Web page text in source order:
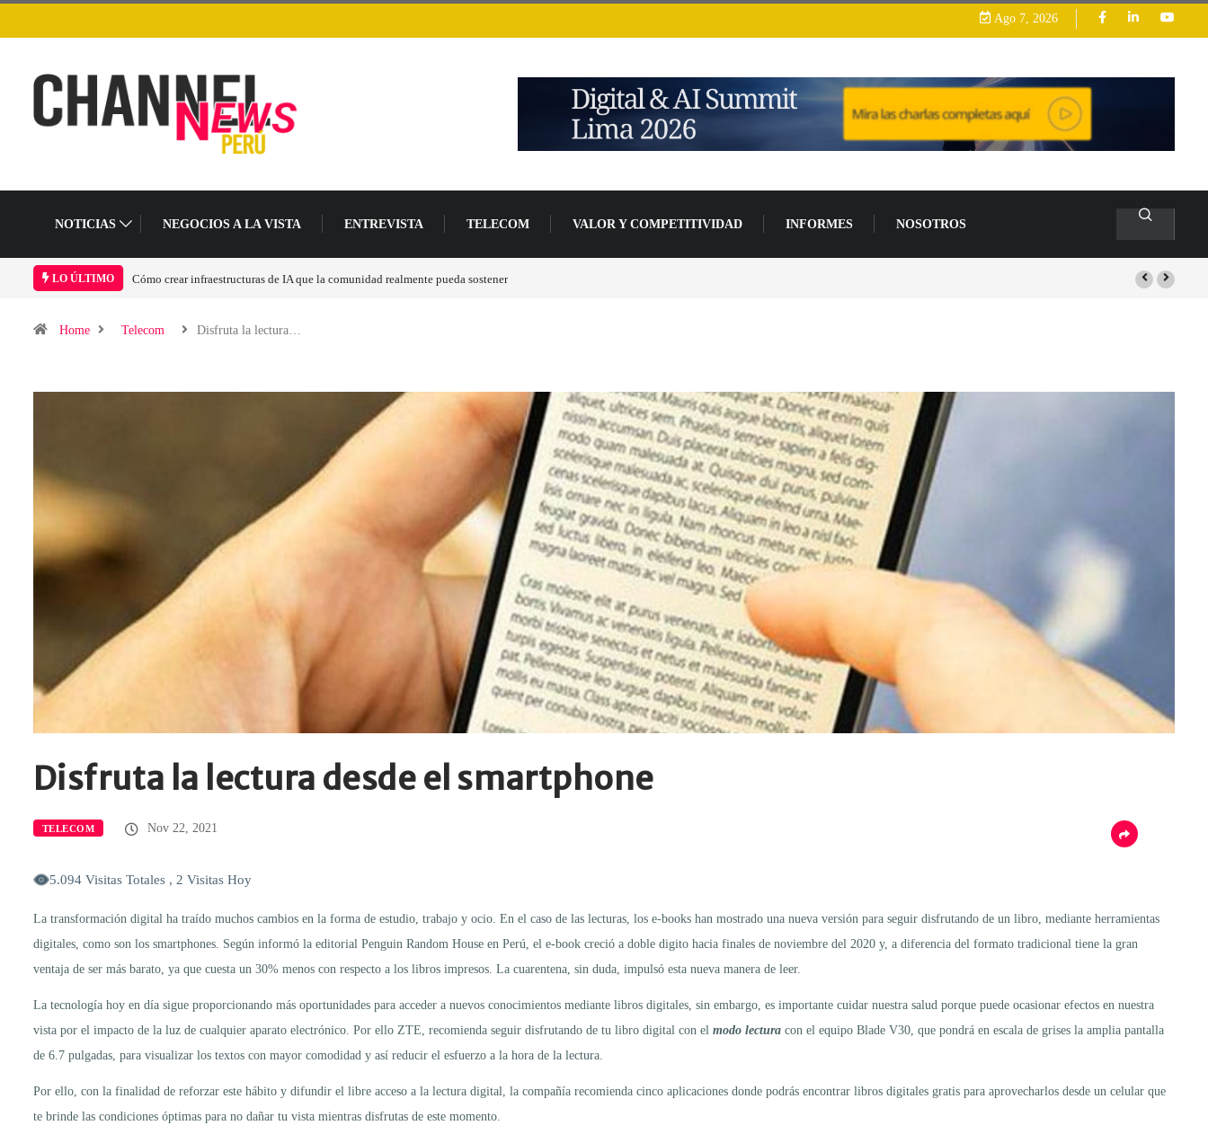
Ago 7, 2026
NOTICIAS NEGOCIOS A LA VISTA ENTREVISTA TELECOM VALOR Y COMPETITIVIDAD INFORMES NOSOTROS
LO ÚLTIMO Las tarjetas gráficas RDNA 5 ya están en fase avanzada de desarrollo
Home Telecom Disfruta la lectura…
Disfruta la lectura desde el smartphone
TELECOM Nov 22, 2021
5.094 Visitas Totales , 2 Visitas Hoy
La transformación digital ha traído muchos cambios en la forma de estudio, trabajo y ocio. En el caso de las lecturas, los e-books han mostrado una nueva versión para seguir disfrutando de un libro, mediante herramientas
digitales, como son los smartphones. Según informó la editorial Penguin Random House en Perú, el e-book creció a doble digito hacia finales de noviembre del 2020 y, a diferencia del formato tradicional tiene la gran
ventaja de ser más barato, ya que cuesta un 30% menos con respecto a los libros impresos. La cuarentena, sin duda, impulsó esta nueva manera de leer.
La tecnología hoy en día sigue proporcionando más oportunidades para acceder a nuevos conocimientos mediante libros digitales, sin embargo, es importante cuidar nuestra salud porque puede ocasionar efectos en nuestra
vista por el impacto de la luz de cualquier aparato electrónico. Por ello ZTE, recomienda seguir disfrutando de tu libro digital con el modo lectura con el equipo Blade V30, que pondrá en escala de grises la amplia pantalla
de 6.7 pulgadas, para visualizar los textos con mayor comodidad y así reducir el esfuerzo a la hora de la lectura.
Por ello, con la finalidad de reforzar este hábito y difundir el libre acceso a la lectura digital, la compañía recomienda cinco aplicaciones donde podrás encontrar libros digitales gratis para aprovecharlos desde un celular que
te brinde las condiciones óptimas para no dañar tu vista mientras disfrutas de este momento.